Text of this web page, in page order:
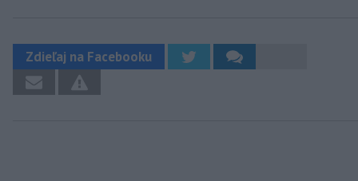
Zdieľaj na Facebooku